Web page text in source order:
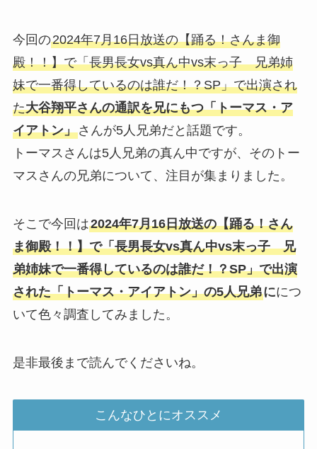
今回の2024年7月16日放送の【踊る！さんま御
殿！！】で「長男長女vs真ん中vs末っ子 兄弟姉
妹で一番得しているのは誰だ！？SP」で出演され
た大谷翔平さんの通訳を兄にもつ「トーマス・ア
イアトン」さんが5人兄弟だと話題です。
トーマスさんは5人兄弟の真ん中ですが、そのトー
マスさんの兄弟について、注目が集まりました。
そこで今回は2024年7月16日放送の【踊る！さん
ま御殿！！】で「長男長女vs真ん中vs末っ子 兄
弟姉妹で一番得しているのは誰だ！？SP」で出演
された「トーマス・アイアトン」の5人兄弟ににつ
いて色々調査してみました。
是非最後まで読んでくださいね。
こんなひとにオススメ